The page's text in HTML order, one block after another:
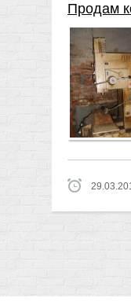
Продам